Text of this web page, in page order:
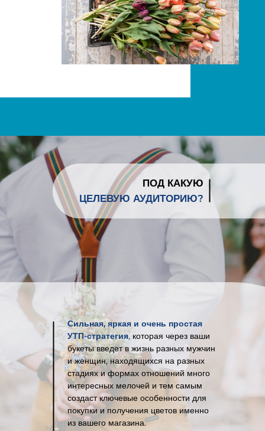
ПОД КАКУЮ
ЦЕЛЕВУЮ АУДИТОРИЮ?
Сильная, яркая и очень простая
УТП-стратегия, которая через ваши
букеты введет в жизнь разных мужчин
и женщин, находящихся на разных
стадиях и формах отношений много
интересных мелочей и тем самым
создаст ключевые особенности для
покупки и получения цветов именно
из вашего магазина.